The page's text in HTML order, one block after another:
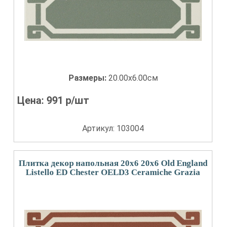
Размеры: 20.00x6.00см
Цена: 991 р/шт
Артикул: 103004
Плитка декор напольная 20x6 20x6 Old England
Listello ED Chester OELD3 Ceramiche Grazia